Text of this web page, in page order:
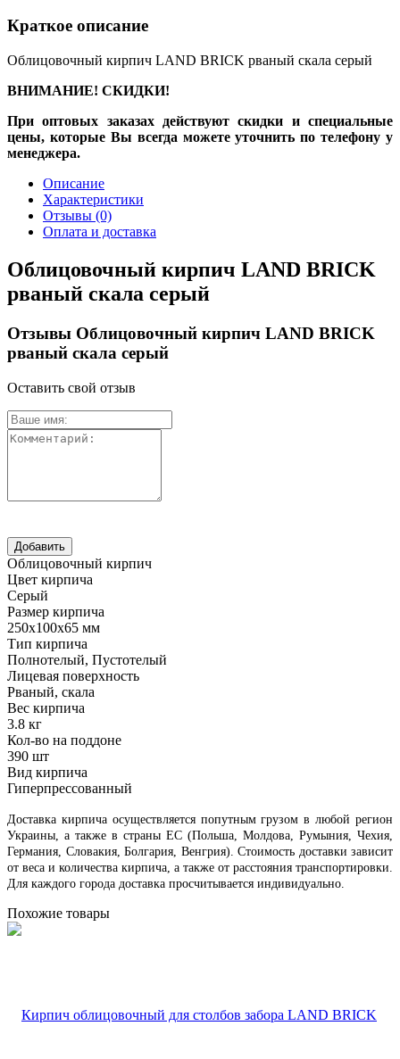
Краткое описание
Облицовочный кирпич LAND BRICK рваный скала серый
ВНИМАНИЕ! СКИДКИ!
При оптовых заказах действуют скидки и специальные
цены, которые Вы всегда можете уточнить по телефону у
менеджера.
Описание
Характеристики
Отзывы (0)
Оплата и доставка
Облицовочный кирпич LAND BRICK
рваный скала серый
Отзывы Облицовочный кирпич LAND BRICK
рваный скала серый
Оставить свой отзыв
Облицовочный кирпич
Цвет кирпича
Серый
Размер кирпича
250х100х65 мм
Тип кирпича
Полнотелый, Пустотелый
Лицевая поверхность
Рваный, скала
Вес кирпича
3.8 кг
Кол-во на поддоне
390 шт
Вид кирпича
Гиперпрессованный
Доставка кирпича осуществляется попутным грузом в любой регион
Украины, а также в страны ЕС (Польша, Молдова, Румыния, Чехия,
Германия, Словакия, Болгария, Венгрия). Стоимость доставки зависит
от веса и количества кирпича, а также от расстояния транспортировки.
Для каждого города доставка просчитывается индивидуально.
Похожие товары